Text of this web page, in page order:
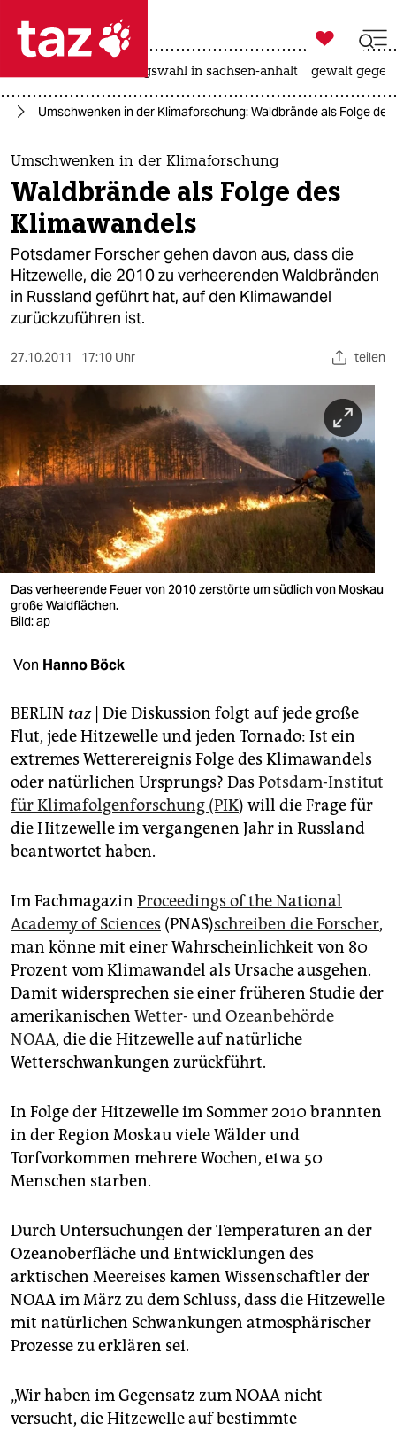
 taz zahl ich
taz zahl ich
themen
politik
öko
gesellschaft
kultur
sport
berlin
nord
wahrheit
verlag
verlag
veranstaltungen
shop
fragen & hilfe
abo
genossenschaft
epaper login

taz zahl ich
landtagswahl in sachsen-anhalt gewalt
Umschwenken in der Klimaforschung: Waldbrände als Folge
Umschwenken in der Klimaforschung
Waldbrände als Folge des
Klimawandels
Potsdamer Forscher gehen davon aus, dass die
Hitzewelle, die 2010 zu verheerenden Waldbränden
in Russland geführt hat, auf den Klimawandel
zurückzuführen ist.
27.10.2011 17:10 Uhr teilen
Das verheerende Feuer von 2010 zerstörte um südlich von Moskau
große Waldflächen.
Bild: ap
Von Hanno Böck
BERLIN taz| Die Diskussion folgt auf jede große
Flut, jede Hitzewelle und jeden Tornado: Ist ein
extremes Wetterereignis Folge des Klimawandels
oder natürlichen Ursprungs? Das Potsdam-Institut
für Klimafolgenforschung (PIK) will die Frage für
die Hitzewelle im vergangenen Jahr in Russland
beantwortet haben.
Im Fachmagazin Proceedings of the National
Academy of Sciences (PNAS)schreiben die Forscher,
man könne mit einer Wahrscheinlichkeit von 80
Prozent vom Klimawandel als Ursache ausgehen.
Damit widersprechen sie einer früheren Studie der
amerikanischen Wetter- und Ozeanbehörde
NOAA, die die Hitzewelle auf natürliche
Wetterschwankungen zurückführt.
In Folge der Hitzewelle im Sommer 2010 brannten
in der Region Moskau viele Wälder und
Torfvorkommen mehrere Wochen, etwa 50
Menschen starben.
Durch Untersuchungen der Temperaturen an der
Ozeanoberfläche und Entwicklungen des
arktischen Meereises kamen Wissenschaftler der
NOAA im März zu dem Schluss, dass die Hitzewelle
mit natürlichen Schwankungen atmosphärischer
Prozesse zu erklären sei.
„Wir haben im Gegensatz zum NOAA nicht
versucht, die Hitzewelle auf bestimmte